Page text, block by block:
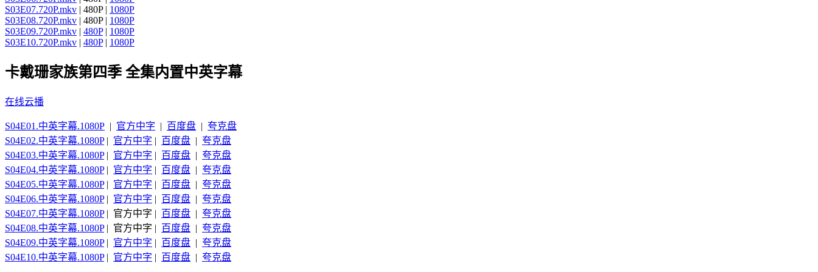
S03E07.720P.mkv | 480P | 1080P
S03E08.720P.mkv | 480P | 1080P
S03E09.720P.mkv | 480P| 1080P
S03E10.720P.mkv | 480P| 1080P
卡戴珊家族第四季 全集内置中英字幕
在线云播
S04E01.中英字幕.1080P | 官方中字 | 百度盘 | 夸克盘
S04E02.中英字幕.1080P| 官方中字 | 百度盘 | 夸克盘
S04E03.中英字幕.1080P| 官方中字 | 百度盘 | 夸克盘
S04E04.中英字幕.1080P| 官方中字 | 百度盘 | 夸克盘
S04E05.中英字幕.1080P| 官方中字 | 百度盘 | 夸克盘
S04E06.中英字幕.1080P| 官方中字 | 百度盘 | 夸克盘
S04E07.中英字幕.1080P| 官方中字 | 百度盘 | 夸克盘
S04E08.中英字幕.1080P| 官方中字 | 百度盘 | 夸克盘
S04E09.中英字幕.1080P| 官方中字 | 百度盘 | 夸克盘
S04E10.中英字幕.1080P| 官方中字 | 百度盘 | 夸克盘